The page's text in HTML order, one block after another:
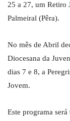
25 a 27, um Retiro
Palmeiral (Pêra).
No mês de Abril
Diocesana da
dias 7 e 8, a
Jovem.
Este programa